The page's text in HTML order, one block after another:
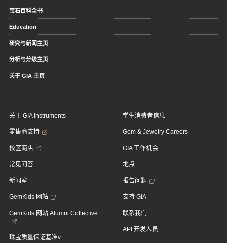
宝石百科全书
Education
研究与新闻主页
分析与分级主页
关于 GIA 主页
关于 GIA Instruments
零售商支持
校区商店
常见问答
新闻室
GemKids 网站
GemKids 网站 Alumni Collective
珠宝质量保证基准v
学生消费者信息
Gem & Jewelry Careers
GIA 工作机会
地点
报告问题
支持 GIA
联系我们
API 开发人员